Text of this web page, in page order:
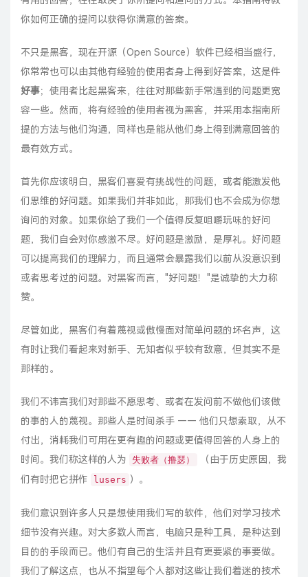
你如何正确的提问以获得你满意的答案。
不只是黑客，现在开源（Open Source）软件已经相当盛行，
你常常也可以由其他有经验的使用者身上得到好答案，这是件
好事；使用者比起黑客来，往往对那些新手常遇到的问题更宽
容一些。然而，将有经验的使用者视为黑客，并采用本指南所
提的方法与他们沟通，同样也是能从他们身上得到满意回答的
最有效方式。
首先你应该明白，黑客们喜爱有挑战性的问题，或者能激发他
们思维的好问题。如果我们并非如此，那我们也不会成为你想
询问的对象。如果你给了我们一个值得反复咀嚼玩味的好问
题，我们自会对你感激不尽。好问题是激励，是厚礼。好问题
可以提高我们的理解力，而且通常会暴露我们以前从没意识到
或者思考过的问题。对黑客而言，"好问题！"是诚挚的大力称
赞。
尽管如此，黑客们有着蔑视或傲慢面对简单问题的坏名声，这
有时让我们看起来对新手、无知者似乎较有敌意，但其实不是
那样的。
我们不讳言我们对那些不愿思考、或者在发问前不做他们该做
的事的人的蔑视。那些人是时间杀手 —— 他们只想索取，从不
付出，消耗我们可用在更有趣的问题或更值得回答的人身上的
时间。我们称这样的人为
失败者（撸瑟）
（由于历史原因，我
们有时把它拼作
lusers ）。
我们意识到许多人只是想使用我们写的软件，他们对学习技术
细节没有兴趣。对大多数人而言，电脑只是种工具，是种达到
目的的手段而已。他们有自己的生活并且有更要紧的事要做。
我们了解这点，也从不指望每个人都对这些让我们着迷的技术